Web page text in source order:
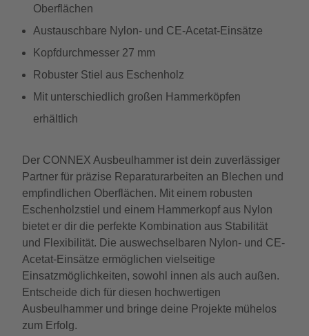
Oberflächen
Austauschbare Nylon- und CE-Acetat-Einsätze
Kopfdurchmesser 27 mm
Robuster Stiel aus Eschenholz
Mit unterschiedlich großen Hammerköpfen
erhältlich
Der CONNEX Ausbeulhammer ist dein zuverlässiger
Partner für präzise Reparaturarbeiten an Blechen und
empfindlichen Oberflächen. Mit einem robusten
Eschenholzstiel und einem Hammerkopf aus Nylon
bietet er dir die perfekte Kombination aus Stabilität
und Flexibilität. Die auswechselbaren Nylon- und CE-
Acetat-Einsätze ermöglichen vielseitige
Einsatzmöglichkeiten, sowohl innen als auch außen.
Entscheide dich für diesen hochwertigen
Ausbeulhammer und bringe deine Projekte mühelos
zum Erfolg.